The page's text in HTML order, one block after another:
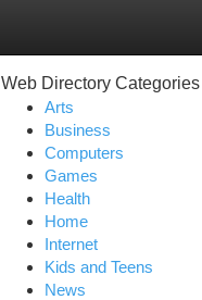
Web Directory Categories
Arts
Business
Computers
Games
Health
Home
Internet
Kids and Teens
News